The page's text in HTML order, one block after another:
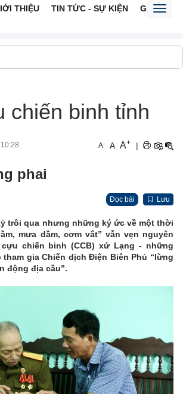
THIỆU TIN TỨC - SỰ KIỆN GÓP Ý
chiến binh tỉnh
10:28 A- A A+ |
phai
Đọc bài Lưu
trôi qua nhưng những ký ức về một thời
mưa dầm, cơm vắt” vẫn vẹn nguyên
chiến binh (CCB) xứ Lạng - những
gia Chiến dịch Điện Biên Phủ “lừng
động địa cầu”.